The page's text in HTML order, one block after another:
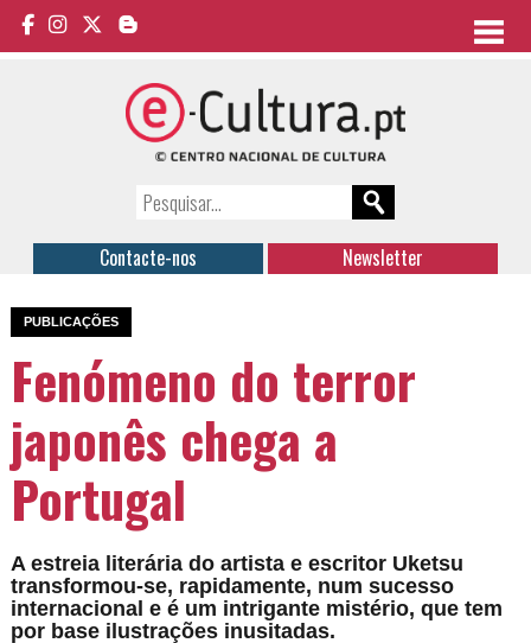
Contacte-nos Newsletter
PUBLICAÇÕES
Fenómeno do terror
japonês chega a
Portugal
A estreia literária do artista e escritor Uketsu
transformou-se, rapidamente, num sucesso
internacional e é um intrigante mistério, que tem
por base ilustrações inusitadas.